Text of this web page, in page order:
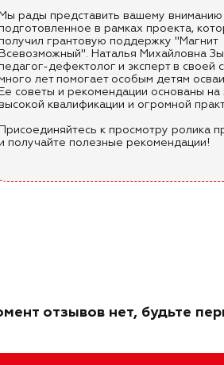
Мы рады представить вашему
в рамках проекта,
грантовую поддержку "Магнит
Всевозможный". Наталья Михайловна
дефектолог и эксперт в своей
лет помогает особым детям
Ее советы и рекомендации основаны на
квалификации и огромной
Присоединяйтесь к просмотру ролика
получайте полезные рекомендации!
отзывов нет, будьте